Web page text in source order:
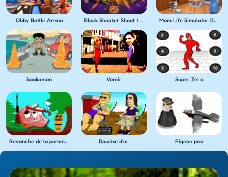
Obby Battle Arena Block Shooter Shoot the Blocks! Mom Life Simulator Baby Care
Soakamon Vomir Super Zero
Revanche de la pomme rouge Douche d'or Pigeon poo